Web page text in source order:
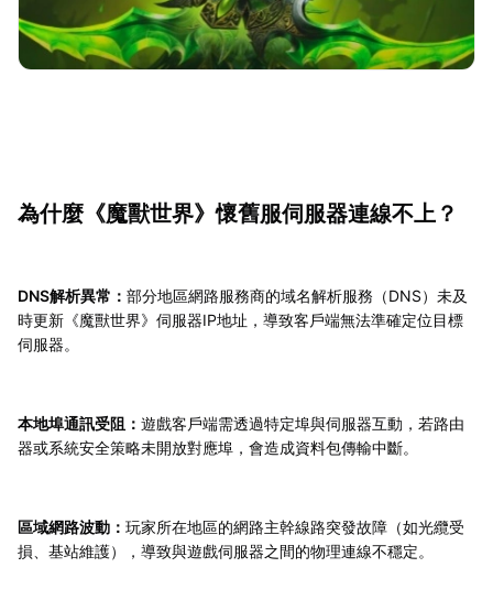
為什麼《魔獸世界》懷舊服伺服器連線不上？
DNS解析異常： 部分地區網路服務商的域名解析服務（DNS）未及
時更新《魔獸世界》伺服器IP地址，導致客戶端無法準確定位目標
伺服器。
本地埠通訊受阻： 遊戲客戶端需透過特定埠與伺服器互動，若路由
器或系統安全策略未開放對應埠，會造成資料包傳輸中斷。
區域網路波動： 玩家所在地區的網路主幹線路突發故障（如光纜受
損、基站維護），導致與遊戲伺服器之間的物理連線不穩定。